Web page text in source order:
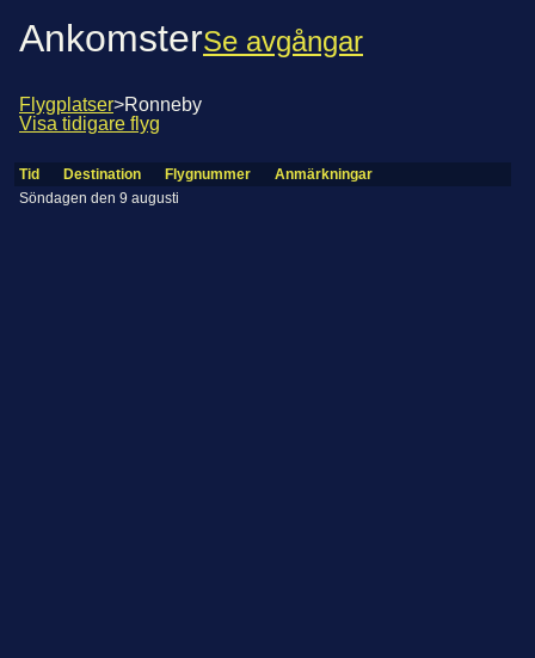
AnkomsterSe avgångar
Flygplatser>Ronneby
Visa tidigare flyg
Tid Destination Flygnummer
Anmärkningar
Söndagen den 9 augusti